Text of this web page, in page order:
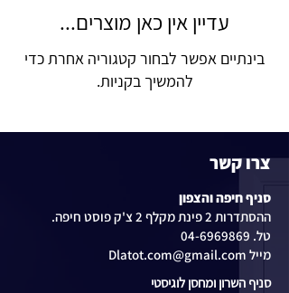
עדיין אין כאן מוצרים...
בינתיים אפשר לבחור קטגוריה אחרת כדי
להמשיך בקניות.
צרו קשר
סניף חיפה והצפון
ההסתדרות 2 פינת מקלף 2 צ'ק פוסט חיפה.
טל. 04-6969869
מייל Dlatot.com@gmail.com
סניף השרון ומחסן לוגיסטי